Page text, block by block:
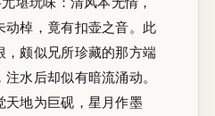
动棹，竟有扣壶之音。此
，颇似兄所珍藏的那方端
水后却似有暗流涌动。
天地为巨砚，星月作墨